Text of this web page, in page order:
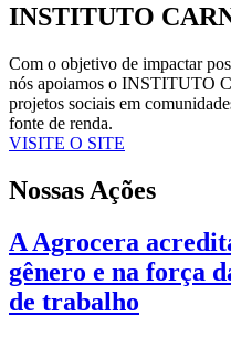
INSTITUTO
Com o objetivo de impactar
nós apoiamos o INSTITUTO
projetos sociais em
fonte de renda.
VISITE O SITE
Nossas Ações
A Agrocera
gênero e na força
de trabalho